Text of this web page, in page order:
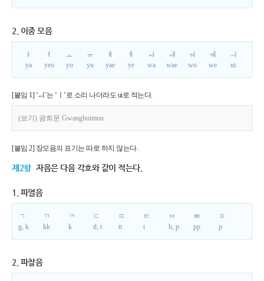
2. 이중 모음
ㅑ
ya
ㅕ
yeo
ㅛ
yo
ㅠ
yu
ㅒ
yae
ㅖ
ye
ㅘ
wa
ㅙ
wae
ㅝ
wo
ㅞ
we
ㅢ
ui
[붙임 1] ‘ㅢ’는 ‘ㅣ’로 소리 나더라도 ui로 적는다.
(보기) 광희문 Gwanghuimun
[붙임 2] 장모음의 표기는 따로 하지 않는다.
제2항 자음은 다음 각호와 같이 적는다.
1. 파열음
ㄱ
g, k
ㄲ
kk
ㅋ
k
ㄷ
d, t
ㄸ
tt
ㅌ
t
ㅂ
b, p
ㅃ
pp
ㅍ
p
2. 파찰음